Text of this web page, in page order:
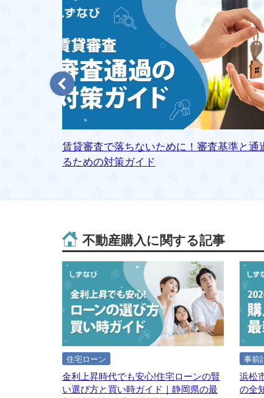
賃貸審査で落ちないために！審査基準と通
るための対策ガイド
不動産購入に関する記事
住宅ローン
金利上昇時代でも安心!住宅ローンの賢
い選び方と買い時ガイド｜静岡県の最
事前
浜松
の全